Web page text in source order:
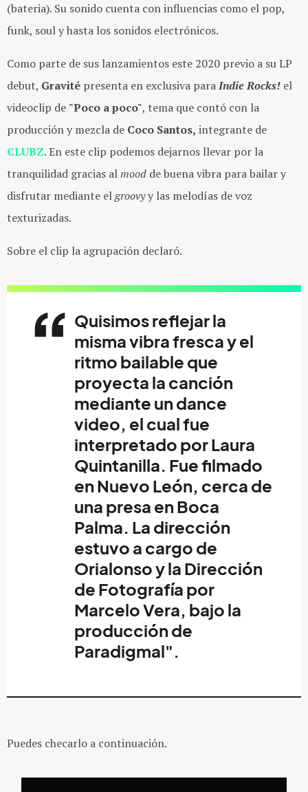
(bateria). Su sonido cuenta con influencias como el pop,
funk, soul y hasta los sonidos electrónicos.
Como parte de sus lanzamientos este 2020 previo a su LP
debut, Gravité presenta en exclusiva paraIndie Rocks! el
videoclip de "Poco a poco", tema que contó con la
producción y mezcla de Coco Santos, integrante de
CLUBZ. En este clip podemos dejarnos llevar por la
tranquilidad gracias almood de buena vibra para bailar y
disfrutar mediante elgroovyy las melodías de voz
texturizadas.
Sobre el clip la agrupación declaró.
Quisimos reflejar la
misma vibra fresca y el
ritmo bailable que
proyecta la canción
mediante un dance
video, el cual fue
interpretado porLaura
Quintanilla. Fue filmado
en Nuevo León, cerca de
una presa en Boca
Palma. La dirección
estuvo a cargo de
Orialonsoy la Dirección
de Fotografía por
Marcelo Vera, bajo la
producción de
Paradigmal".
Puedes checarlo a continuación.